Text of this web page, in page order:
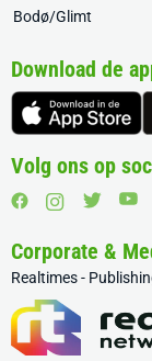
Bodø/Glimt
Download de
Volg ons op
Corporate &
Realtimes -